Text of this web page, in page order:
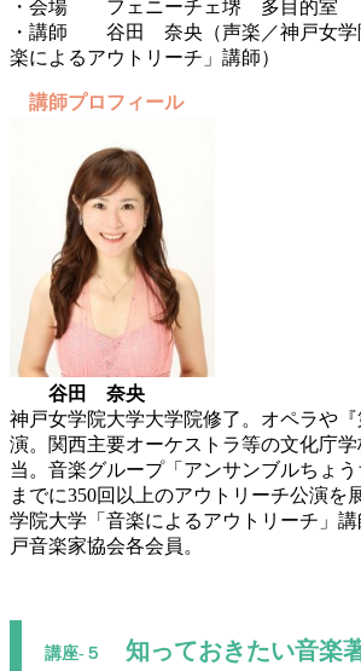
・会場 フェニーチェ堺 多目的室
・講師 谷田 奈央（声楽／神戸女学
楽によるアウトリーチ」講師）
講師プロフィール
谷田 奈央
神戸女学院大学大学院修了。オペラや
演。関西主要オーケストラ等の文化庁
当。音楽グループ「アンサンブルちょ
までに350回以上のアウトリーチ公演を
学院大学「音楽によるアウトリーチ」
戸音楽家協会各会員。
講座-５ 知っておきたい音楽